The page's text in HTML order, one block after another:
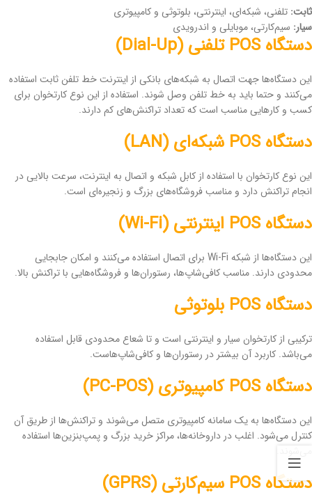
ثابت: تلفنی، شبکه‌ای، اینترنتی، بلوتوثی و کامپیوتری
سیار: سیم‌کارتی، موبایلی و اندرویدی
دستگاه POS تلفنی (Dial-Up)
این دستگاه‌ها جهت اتصال به شبکه‌های بانکی از اینترنت خط تلفن ثابت استفاده
می‌کنند و حتما باید به خط تلفن وصل شوند. استفاده از این نوع کارتخوان برای
کسب و کارهایی مناسب است که تعداد تراکنش‌های کم دارند.
دستگاه POS شبکه‌ای (LAN)
این نوع کارتخوان با استفاده از کابل شبکه و اتصال به اینترنت، سرعت بالایی در
انجام تراکنش دارد و مناسب فروشگاه‌های بزرگ و زنجیره‌ای است.
دستگاه POS اینترنتی (Wi-Fi)
این دستگاه‌ها از شبکه Wi-Fi برای اتصال استفاده می‌کنند و امکان جابجایی
محدودی دارند. مناسب کافی‌شاپ‌ها، رستوران‌ها و فروشگاه‌هایی با تراکنش بالا.
دستگاه POS بلوتوثی
ترکیبی از کارتخوان سیار و اینترنتی است و تا شعاع محدودی قابل استفاده
می‌باشد. کاربرد آن بیشتر در رستوران‌ها و کافی‌شاپ‌هاست.
دستگاه POS کامپیوتری (PC-POS)
این دستگاه‌ها به یک سامانه کامپیوتری متصل می‌شوند و تراکنش‌ها از طریق آن
کنترل می‌شود. اغلب در داروخانه‌ها، مراکز خرید بزرگ و پمپ‌بنزین‌ها استفاده
دستگاه POS سیم‌کارتی (GPRS)